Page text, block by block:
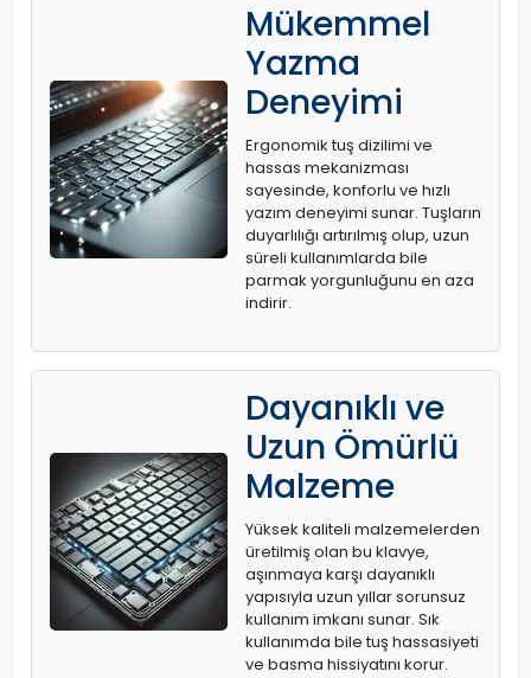
Mükemmel
Yazma
Deneyimi
Ergonomik tuş dizilimi ve
hassas mekanizması
sayesinde, konforlu ve hızlı
yazım deneyimi sunar. Tuşların
duyarlılığı artırılmış olup, uzun
süreli kullanımlarda bile
parmak yorgunluğunu en aza
indirir.
Dayanıklı ve
Uzun Ömürlü
Malzeme
Yüksek kaliteli malzemelerden
üretilmiş olan bu klavye,
aşınmaya karşı dayanıklı
yapısıyla uzun yıllar sorunsuz
kullanım imkanı sunar. Sık
kullanımda bile tuş hassasiyeti
ve basma hissiyatını korur.